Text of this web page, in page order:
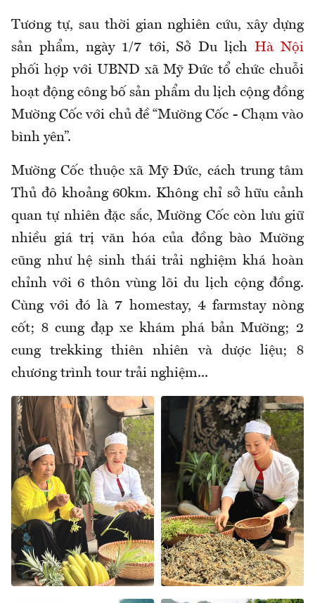
Tương tự, sau thời gian nghiên cứu, xây dựng
sản phẩm, ngày 1/7 tới, Sở Du lịch Hà Nội
phối hợp với UBND xã Mỹ Đức tổ chức chuỗi
hoạt động công bố sản phẩm du lịch cộng đồng
Mường Cốc với chủ đề “Mường Cốc - Chạm vào
bình yên”.
Mường Cốc thuộc xã Mỹ Đức, cách trung tâm
Thủ đô khoảng 60km. Không chỉ sở hữu cảnh
quan tự nhiên đặc sắc, Mường Cốc còn lưu giữ
nhiều giá trị văn hóa của đồng bào Mường
cũng như hệ sinh thái trải nghiệm khá hoàn
chỉnh với 6 thôn vùng lõi du lịch cộng đồng.
Cùng với đó là 7 homestay, 4 farmstay nòng
cốt; 8 cung đạp xe khám phá bản Mường; 2
cung trekking thiên nhiên và dược liệu; 8
chương trình tour trải nghiệm...